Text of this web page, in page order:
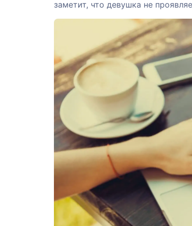
заметит, что девушка не